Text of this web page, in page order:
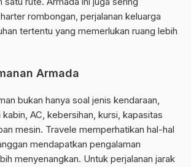
rombongan, perjalanan keluarga
tertentu yang memerlukan ruang lebih
Armada
bukan hanya soal jenis kendaraan,
AC, kebersihan, kursi, kapasitas
mesin. Travele memperhatikan hal-hal
mendapatkan pengalaman
menyenangkan. Untuk perjalanan jarak